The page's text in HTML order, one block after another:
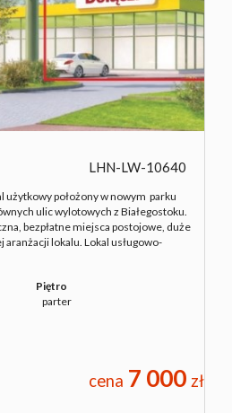
NAJMU
O NAS
CO
WARTO
LHN-LW-10640
użytkowy położony w nowym parku
ulic wylotowych z Białegostoku.
bezpłatne miejsca postojowe, duże
lokalu. Lokal usługowo-
Piętro
parter
cena 7 000 zł